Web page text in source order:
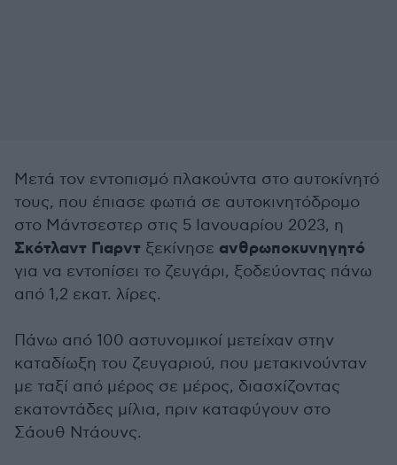
Μετά τον εντοπισμό πλακούντα στο αυτοκίνητό
τους, που έπιασε φωτιά σε αυτοκινητόδρομο
στο Μάντσεστερ στις 5 Ιανουαρίου 2023, η
Σκότλαντ Γιαρντ ξεκίνησε ανθρωποκυνηγητό
για να εντοπίσει το ζευγάρι, ξοδεύοντας πάνω
από 1,2 εκατ. λίρες.
Πάνω από 100 αστυνομικοί μετείχαν στην
καταδίωξη του ζευγαριού, που μετακινούνταν
με ταξί από μέρος σε μέρος, διασχίζοντας
εκατοντάδες μίλια, πριν καταφύγουν στο
Σάουθ Ντάουνς.